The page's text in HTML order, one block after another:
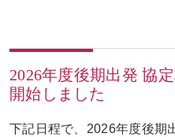
お問い合わせ
2026年度後期出発 協
開始しました
下記日程で、 2026年度後期